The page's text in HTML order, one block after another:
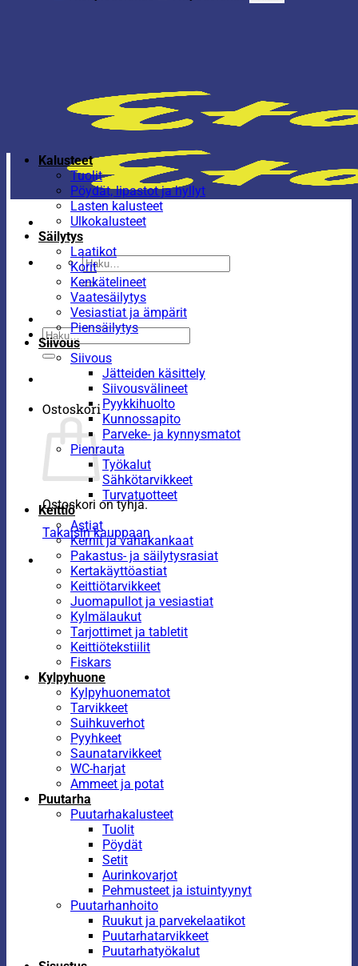
Etsi:
Etsi:
Ostoskori
Ostoskori on tyhjä.
Takaisin kauppaan
Kalusteet
Tuolit
Pöydät, lipastot ja hyllyt
Lasten kalusteet
Ulkokalusteet
Säilytys
Laatikot
Korit
Kenkätelineet
Vaatesäilytys
Vesiastiat ja ämpärit
Piensäilytys
Siivous
Siivous
Jätteiden käsittely
Siivousvälineet
Pyykkihuolto
Kunnossapito
Parveke- ja kynnysmatot
Pienrauta
Työkalut
Sähkötarvikkeet
Turvatuotteet
Keittiö
Astiat
Kernit ja vahakankaat
Pakastus- ja säilytysrasiat
Kertakäyttöastiat
Keittiötarvikkeet
Juomapullot ja vesiastiat
Kylmälaukut
Tarjottimet ja tabletit
Keittiötekstiilit
Fiskars
Kylpyhuone
Kylpyhuonematot
Tarvikkeet
Suihkuverhot
Pyyhkeet
Saunatarvikkeet
WC-harjat
Ammeet ja potat
Puutarha
Puutarhakalusteet
Tuolit
Pöydät
Setit
Aurinkovarjot
Pehmusteet ja istuintyynyt
Puutarhanhoito
Ruukut ja parvekelaatikot
Puutarhatarvikkeet
Puutarhatyökalut